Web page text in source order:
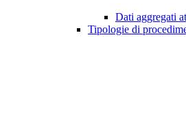
Dati aggregati
Tipologie di